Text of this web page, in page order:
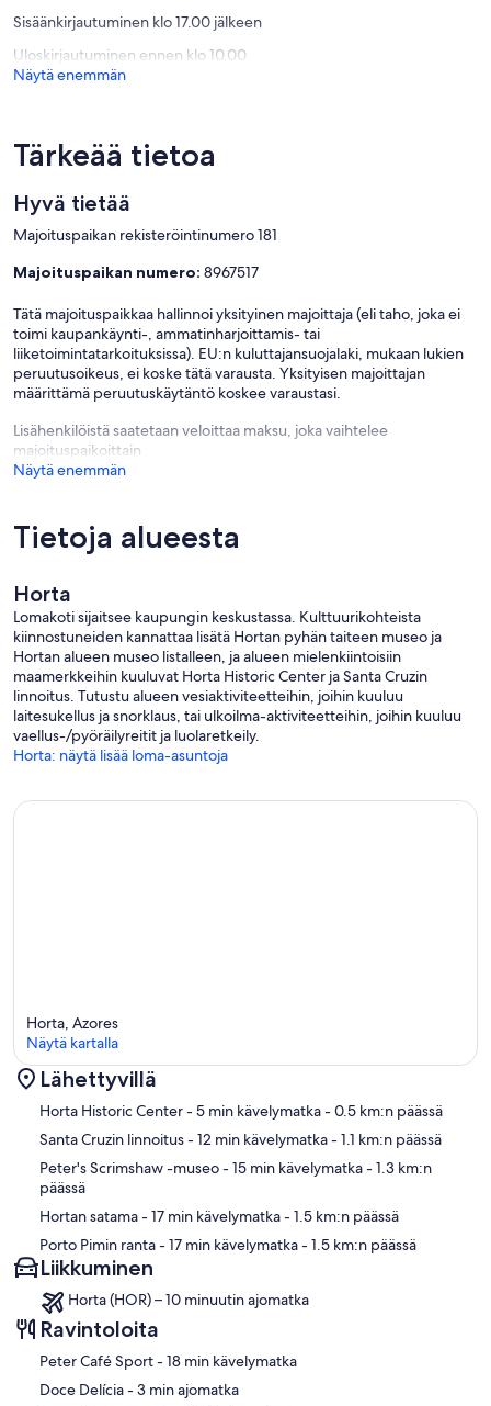
Sisäänkirjautuminen klo 17.00 jälkeen
Uloskirjautuminen ennen klo 10.00
Näytä enemmän
Tärkeää tietoa
Hyvä tietää
Majoituspaikan rekisteröintinumero 181
Majoituspaikan numero: 8967517
Tätä majoituspaikkaa hallinnoi yksityinen majoittaja (eli taho, joka ei
toimi kaupankäynti-, ammatinharjoittamis- tai
liiketoimintatarkoituksissa). EU:n kuluttajansuojalaki, mukaan lukien
peruutusoikeus, ei koske tätä varausta. Yksityisen majoittajan
määrittämä peruutuskäytäntö koskee varaustasi.
Lisähenkilöistä saatetaan veloittaa maksu, joka vaihtelee
majoituspaikoittain
Näytä enemmän
Tietoja alueesta
Horta
Lomakoti sijaitsee kaupungin keskustassa. Kulttuurikohteista
kiinnostuneiden kannattaa lisätä Hortan pyhän taiteen museo ja
Hortan alueen museo listalleen, ja alueen mielenkiintoisiin
maamerkkeihin kuuluvat Horta Historic Center ja Santa Cruzin
linnoitus. Tutustu alueen vesiaktiviteetteihin, joihin kuuluu
laitesukellus ja snorklaus, tai ulkoilma-aktiviteetteihin, joihin kuuluu
vaellus-/pyöräilyreitit ja luolaretkeily.
Horta: näytä lisää loma-asuntoja
Kartta
Horta, Azores
Näytä kartalla
Lähettyvillä
Horta Historic Center- 5 min kävelymatka- 0.5 km:n päässä
Santa Cruzin linnoitus- 12 min kävelymatka- 1.1 km:n päässä
Peter's Scrimshaw -museo- 15 min kävelymatka- 1.3 km:n
päässä
Hortan satama- 17 min kävelymatka- 1.5 km:n päässä
Porto Pimin ranta- 17 min kävelymatka- 1.5 km:n päässä
Liikkuminen
Horta (HOR) – 10 minuutin ajomatka
Ravintoloita
‪Peter Café Sport - ‬18 min kävelymatka
‪Doce Delícia - ‬3 min ajomatka